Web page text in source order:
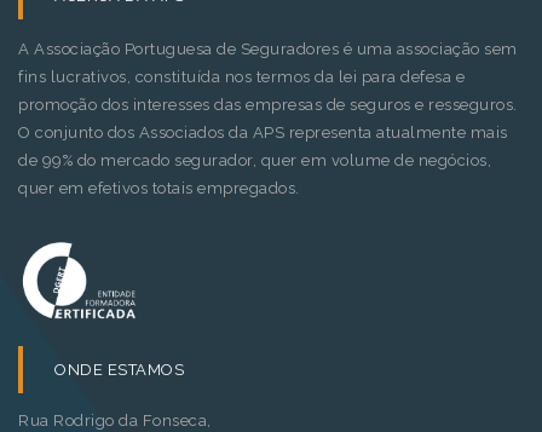
A Associação Portuguesa de Seguradores é uma associação sem
fins lucrativos, constituída nos termos da lei para defesa e
promoção dos interesses das empresas de seguros e resseguros.
O conjunto dos Associados da APS representa atualmente mais
de 99% do mercado segurador, quer em volume de negócios,
quer em efetivos totais empregados.
ONDE ESTAMOS
Rua Rodrigo da Fonseca,